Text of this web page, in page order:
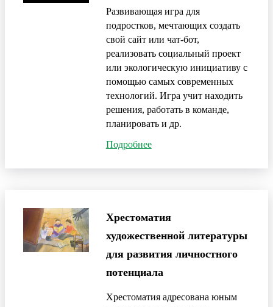
Развивающая игра для
подростков, мечтающих создать
свой сайт или чат-бот,
реализовать социальный проект
или экологическую инициативу с
помощью самых современных
технологий. Игра учит находить
решения, работать в команде,
планировать и др.
Подробнее
Хрестоматия
художественной литературы
для развития личностного
потенциала
Хрестоматия адресована юным